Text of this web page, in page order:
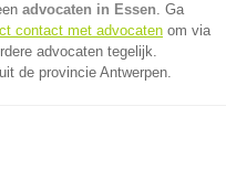
advocaten in Essen. Ga
contact met advocaten om via
advocaten tegelijk.
de provincie Antwerpen.